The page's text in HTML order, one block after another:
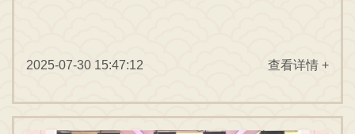
2025-07-30 15:47:12 查看详情 +